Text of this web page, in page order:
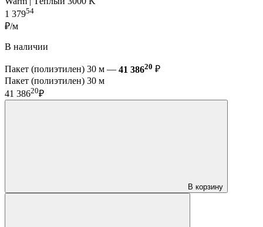
1 37954
₽/м
В наличии
Пакет (полиэтилен) 30 м — 41 38620 ₽
Пакет (полиэтилен) 30 м
41 38620₽
В корзину